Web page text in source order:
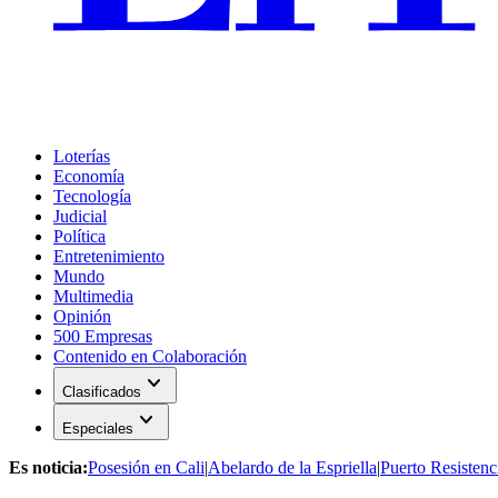
Loterías
Economía
Tecnología
Judicial
Política
Entretenimiento
Mundo
Multimedia
Opinión
500 Empresas
Contenido en Colaboración
Clasificados expand_more
Especiales expand_more
Es noticia:Posesión en Cali|Abelardo de la Espriella|Puerto